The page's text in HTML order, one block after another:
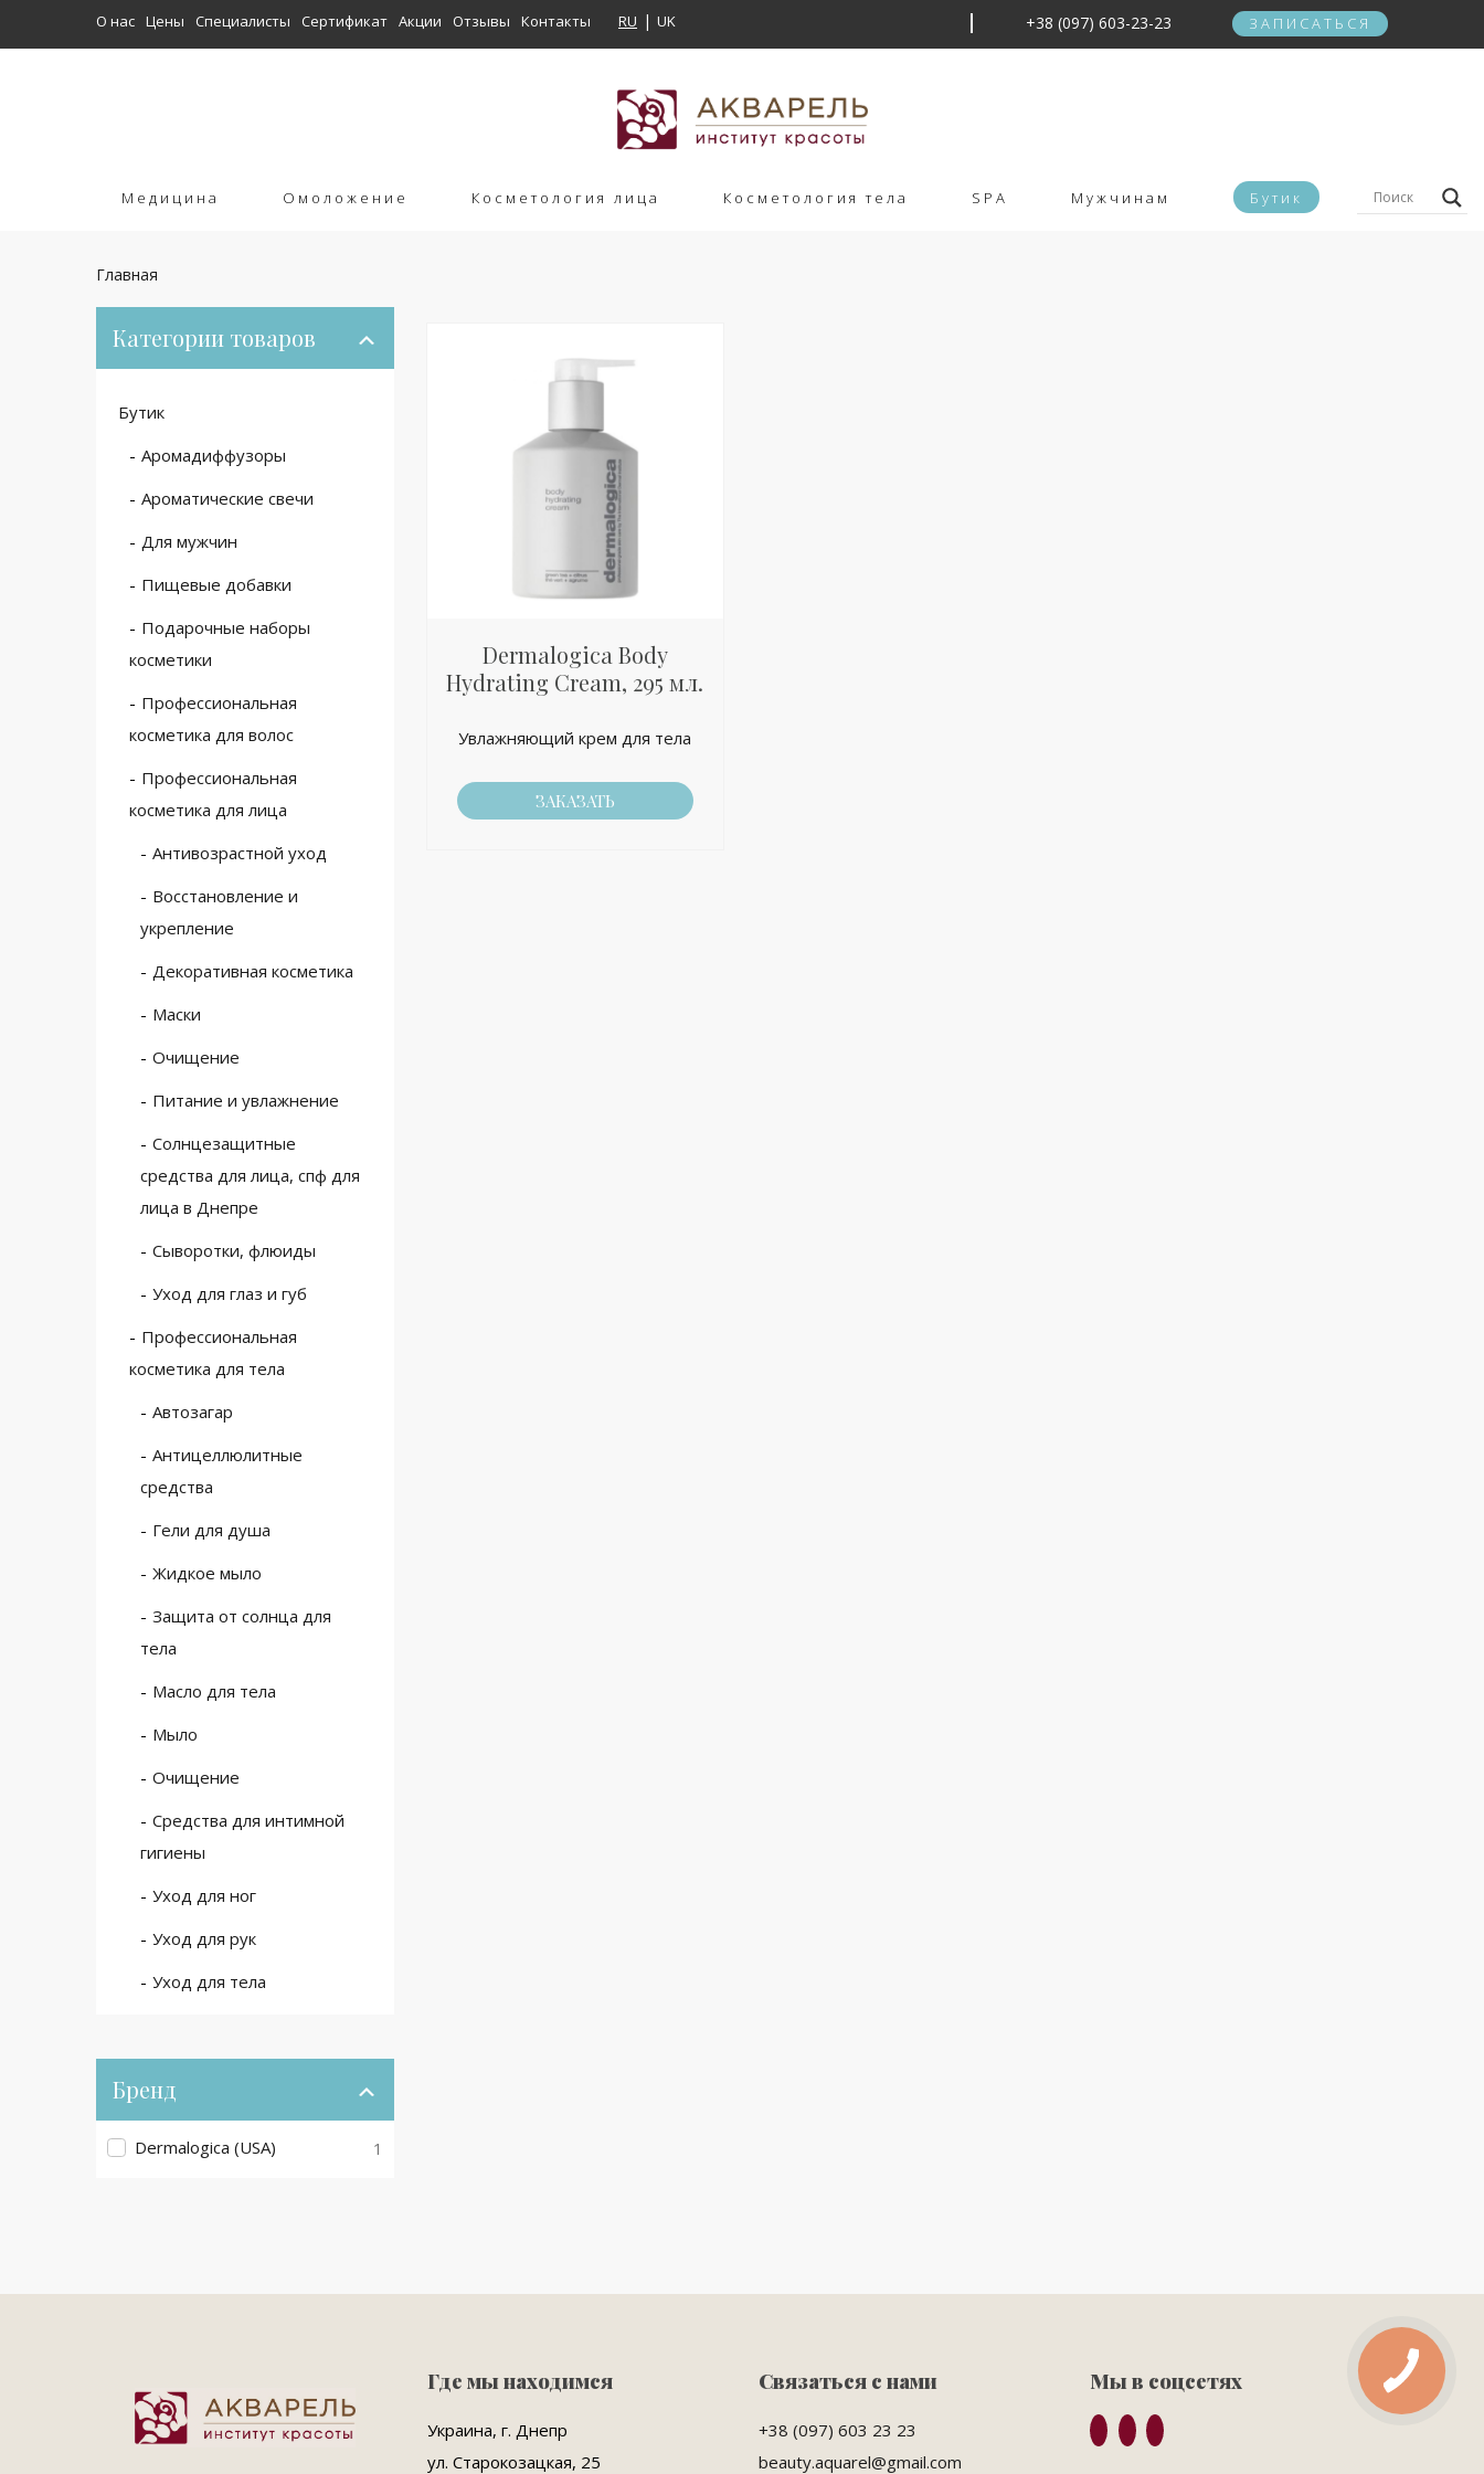
О нас Цены Специалисты Сертификат Акции Отзывы Контакты RU UK +38 (097) 603-23-23 ЗАПИСАТЬСЯ
Медицина Омоложение Косметология лица Косметология тела SPA Мужчинам Бутик
Главная
Категории товаров
Бутик
Аромадиффузоры
Ароматические свечи
Для мужчин
Пищевые добавки
Подарочные наборы
косметики
Профессиональная
косметика для волос
Профессиональная
косметика для лица
Антивозрастной уход
Восстановление и
укрепление
Декоративная косметика
Маски
Очищение
Питание и увлажнение
Солнцезащитные
средства для лица, спф для
лица в Днепре
Сыворотки, флюиды
Уход для глаз и губ
Профессиональная
косметика для тела
Автозагар
Антицеллюлитные
средства
Гели для душа
Жидкое мыло
Защита от солнца для
тела
Масло для тела
Мыло
Очищение
Средства для интимной
гигиены
Уход для ног
Уход для рук
Уход для тела
Бренд
Dermalogica (USA) 1
Dermalogica Body
Hydrating Cream, 295 мл.
Увлажняющий крем для тела
ЗАКАЗАТЬ
Где мы находимся
Украина, г. Днепр
ул. Старокозацкая, 25
Связаться с нами
+38 (097) 603 23 23
beauty.aquarel@gmail.com
Мы в соцсетях